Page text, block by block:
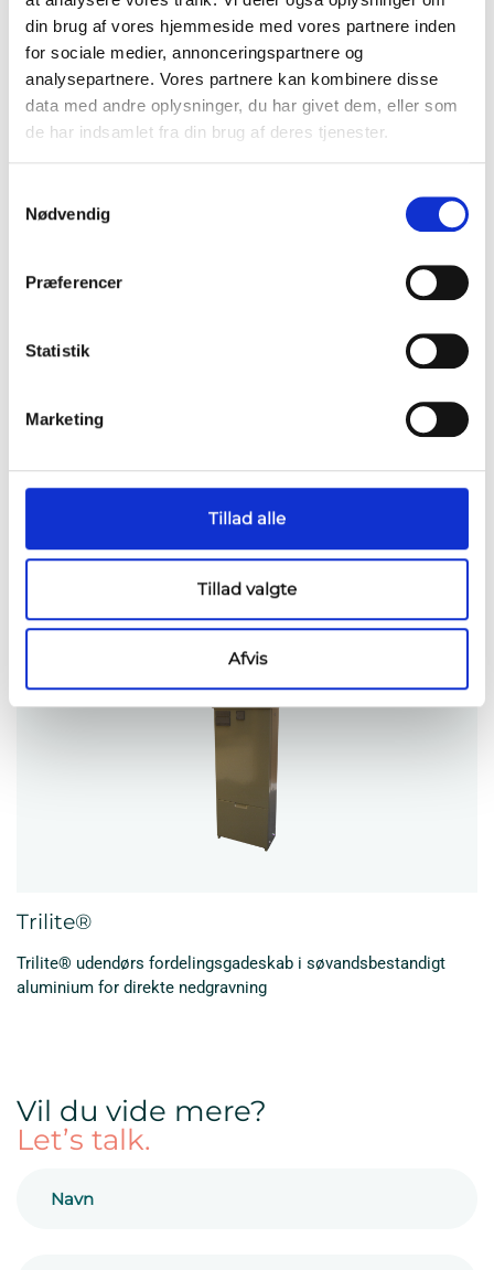
din brug af vores hjemmeside med vores partnere inden
for sociale medier, annonceringspartnere og
analysepartnere. Vores partnere kan kombinere disse
data med andre oplysninger, du har givet dem, eller som
de har indsamlet fra din brug af deres tjenester.
Nødvendig
Præferencer
Statistik
Marketing
Tillad alle
Tillad valgte
Afvis
SCC
Trilite F365
Avanceret Udendørs fiberfordelingsskab
Trilite®
Trilite® udendørs fordelingsgadeskab i søvandsbestandigt
aluminium for direkte nedgravning
Vil du vide mere?
Let’s talk.